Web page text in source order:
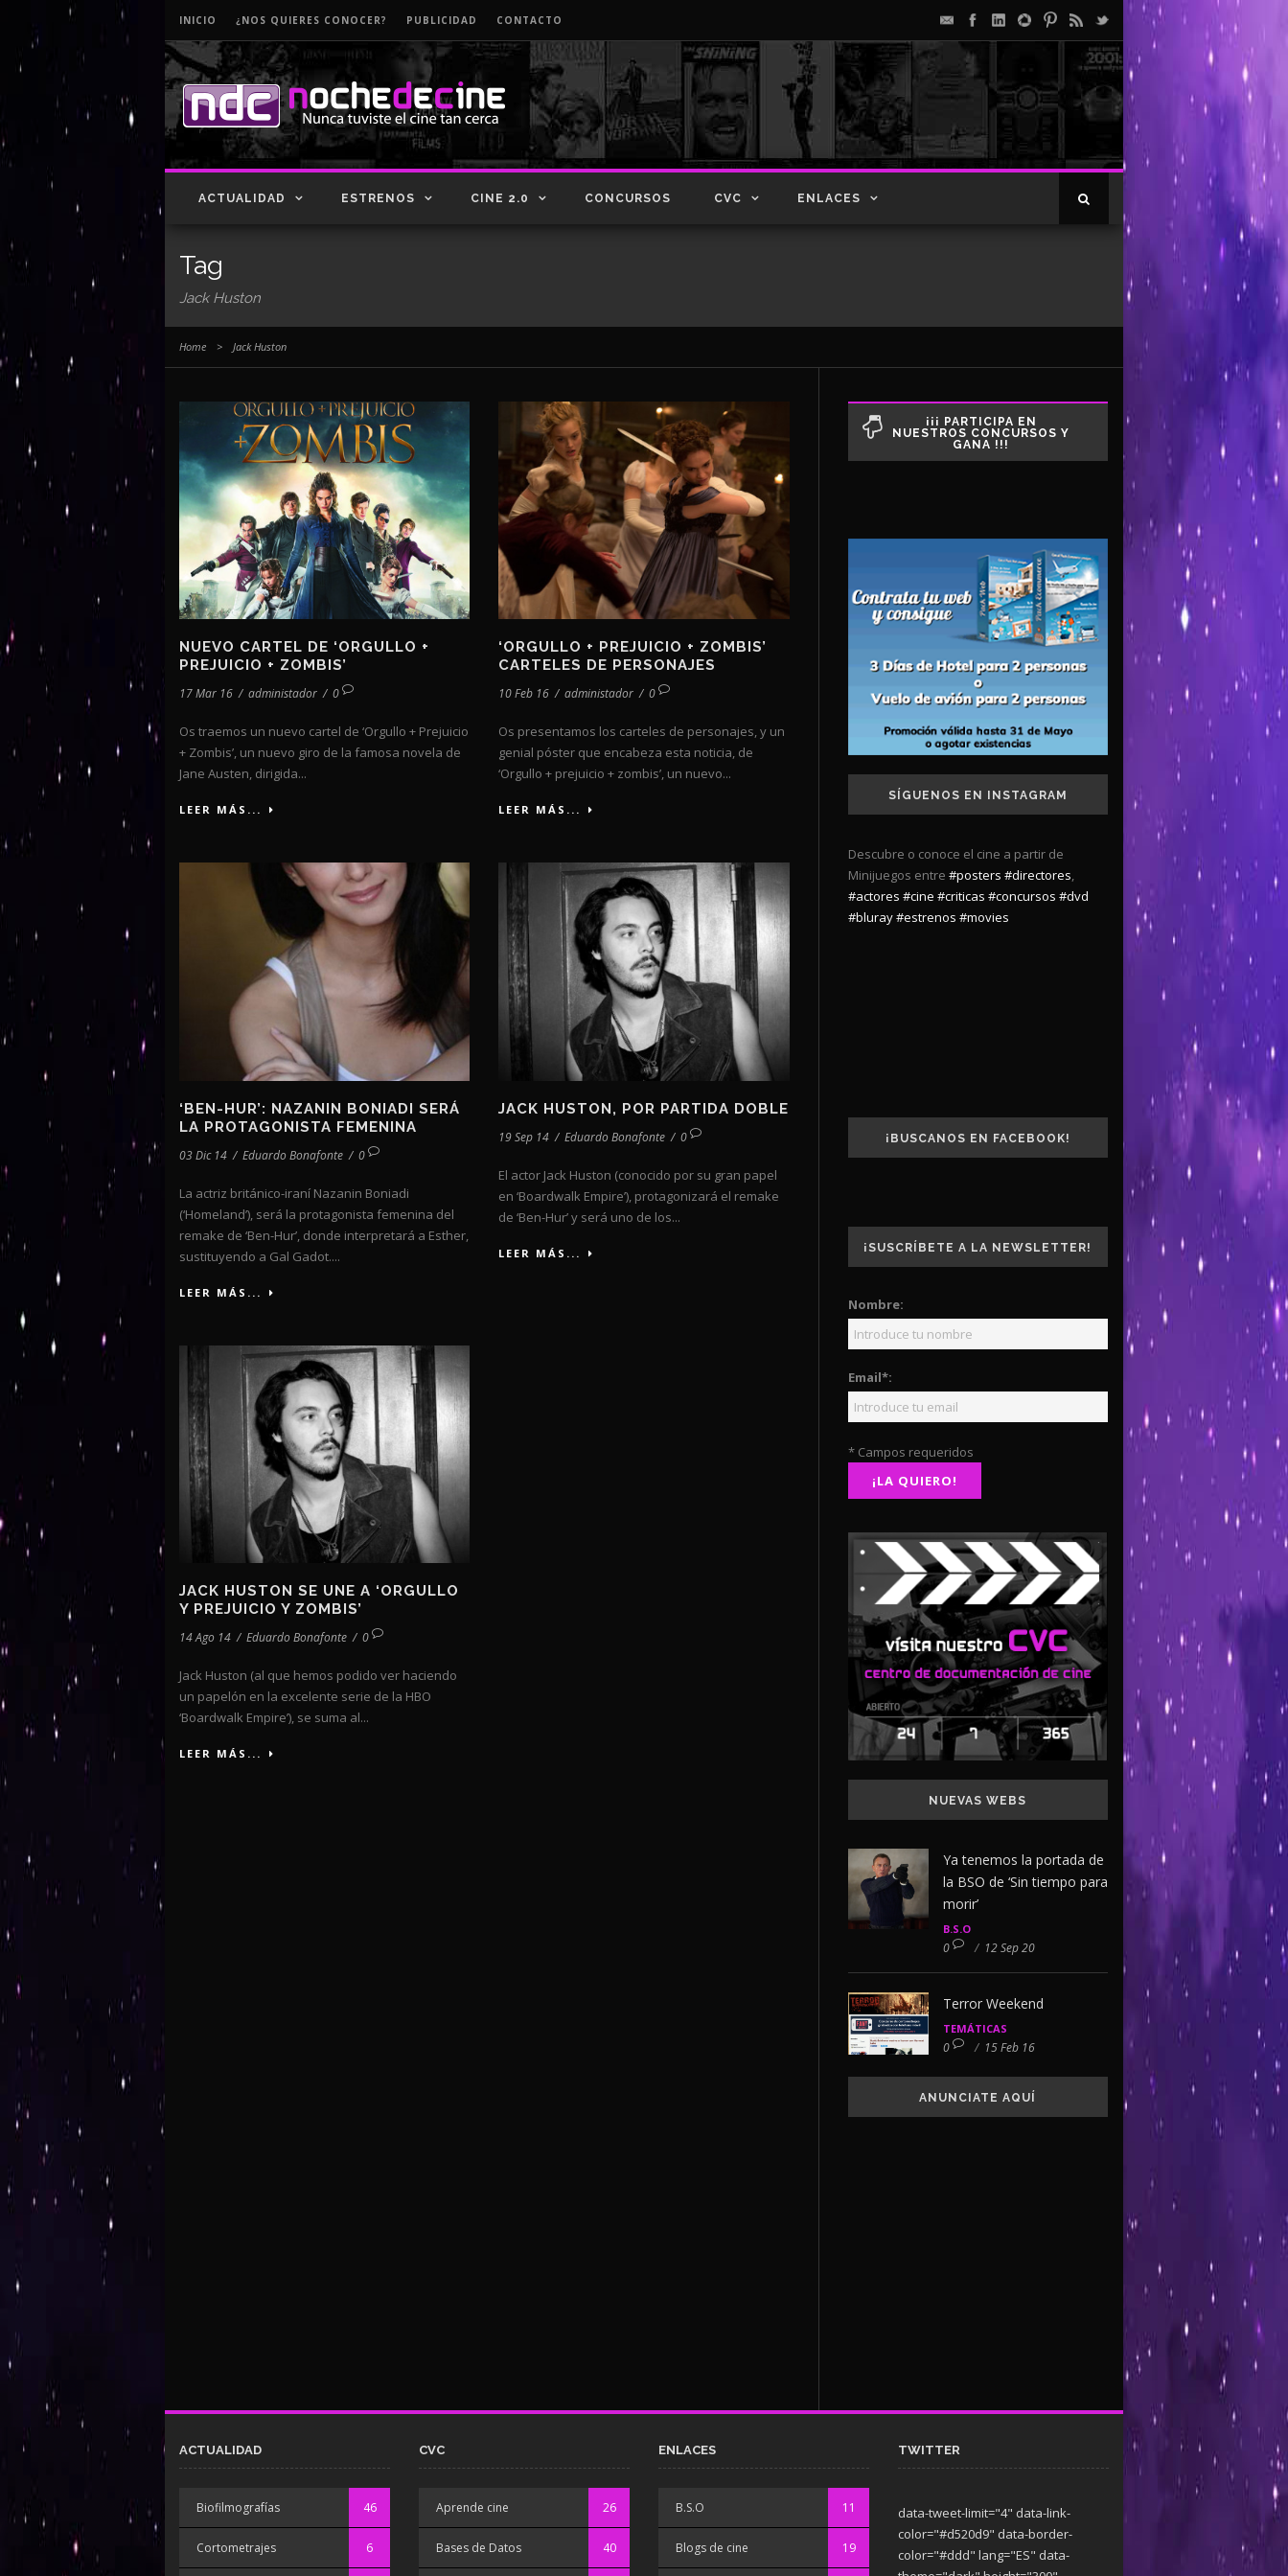
INICIO ¿NOS QUIERES CONOCER? PUBLICIDAD CONTACTO
ACTUALIDAD ESTRENOS CINE 2.0 CONCURSOS CVC ENLACES
Tag
Jack Huston
Home > Jack Huston
NUEVO CARTEL DE ‘ORGULLO +
PREJUICIO + ZOMBIS’
17 Mar 16 / administador / 0
Os traemos un nuevo cartel de ‘Orgullo + Prejuicio
+ Zombis’, un nuevo giro de la famosa novela de
Jane Austen, dirigida...
LEER MÁS...
‘ORGULLO + PREJUICIO + ZOMBIS’
CARTELES DE PERSONAJES
10 Feb 16 / administador / 0
Os presentamos los carteles de personajes, y un
genial póster que encabeza esta noticia, de
‘Orgullo + prejuicio + zombis’, un nuevo...
LEER MÁS...
‘BEN-HUR’: NAZANIN BONIADI SERÁ
LA PROTAGONISTA FEMENINA
03 Dic 14 / Eduardo Bonafonte / 0
La actriz británico-iraní Nazanin Boniadi
(‘Homeland’), será la protagonista femenina del
remake de ‘Ben-Hur’, donde interpretará a Esther,
sustituyendo a Gal Gadot....
LEER MÁS...
JACK HUSTON, POR PARTIDA DOBLE
19 Sep 14 / Eduardo Bonafonte / 0
El actor Jack Huston (conocido por su gran papel
en ‘Boardwalk Empire’), protagonizará el remake
de ‘Ben-Hur’ y será uno de los...
LEER MÁS...
JACK HUSTON SE UNE A ‘ORGULLO
Y PREJUICIO Y ZOMBIS’
14 Ago 14 / Eduardo Bonafonte / 0
Jack Huston (al que hemos podido ver haciendo
un papelón en la excelente serie de la HBO
‘Boardwalk Empire’), se suma al...
LEER MÁS...
¡¡¡ PARTICIPA EN
NUESTROS CONCURSOS Y
GANA !!!
SÍGUENOS EN INSTAGRAM
Descubre o conoce el cine a partir de
Minijuegos entre #posters #directores,
#actores #cine #criticas #concursos #dvd
#bluray#estrenos #movies
¡BUSCANOS EN FACEBOOK!
¡SUSCRÍBETE A LA NEWSLETTER!
Nombre:
Email*:
* Campos requeridos
NUEVAS WEBS
Ya tenemos la portada de
la BSO de ‘Sin tiempo para
morir’
B.S.O
0 / 12 Sep 20
Terror Weekend
TEMÁTICAS
0 / 15 Feb 16
ANUNCIATE AQUÍ
ACTUALIDAD
Biofilmografías 46
Cortometrajes 6
CVC
Aprende cine 26
Bases de Datos 40
ENLACES
B.S.O 11
Blogs de cine 19
TWITTER
data-tweet-limit="4" data-link-
color="#d520d9" data-border-
color="#ddd" lang="ES" data-